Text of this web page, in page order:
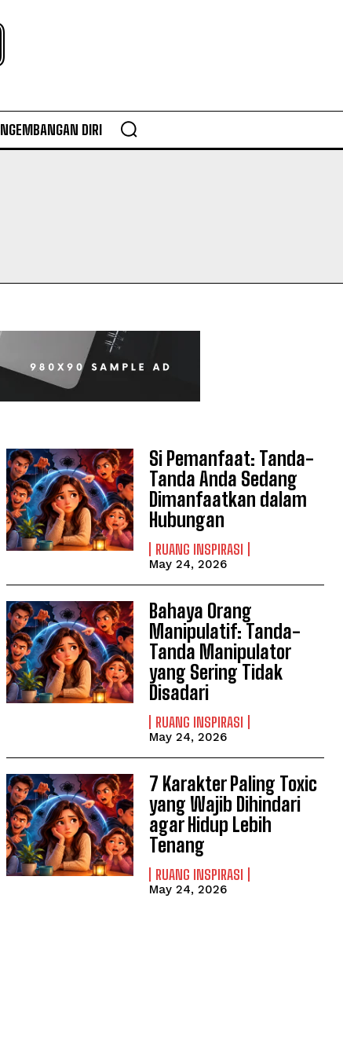
DIRI
Si Pemanfaat: Tanda-
Tanda Anda Sedang
Dimanfaatkan dalam
Hubungan
RUANG INSPIRASI
May 24, 2026
Bahaya Orang
Manipulatif: Tanda-
Tanda Manipulator
yang Sering Tidak
Disadari
RUANG INSPIRASI
May 24, 2026
7 Karakter Paling Toxic
yang Wajib Dihindari
agar Hidup Lebih
Tenang
RUANG INSPIRASI
May 24, 2026